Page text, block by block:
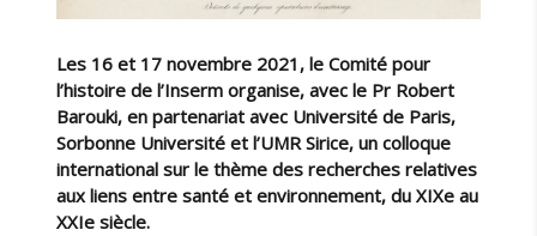
Les 16 et 17 novembre 2021, le Comité pour
l’histoire de l’Inserm organise, avec le Pr Robert
Barouki, en partenariat avec Université de Paris,
Sorbonne Université et l’UMR Sirice, un colloque
international sur le thème des recherches relatives
aux liens entre santé et environnement, du XIXe au
XXIe siècle.